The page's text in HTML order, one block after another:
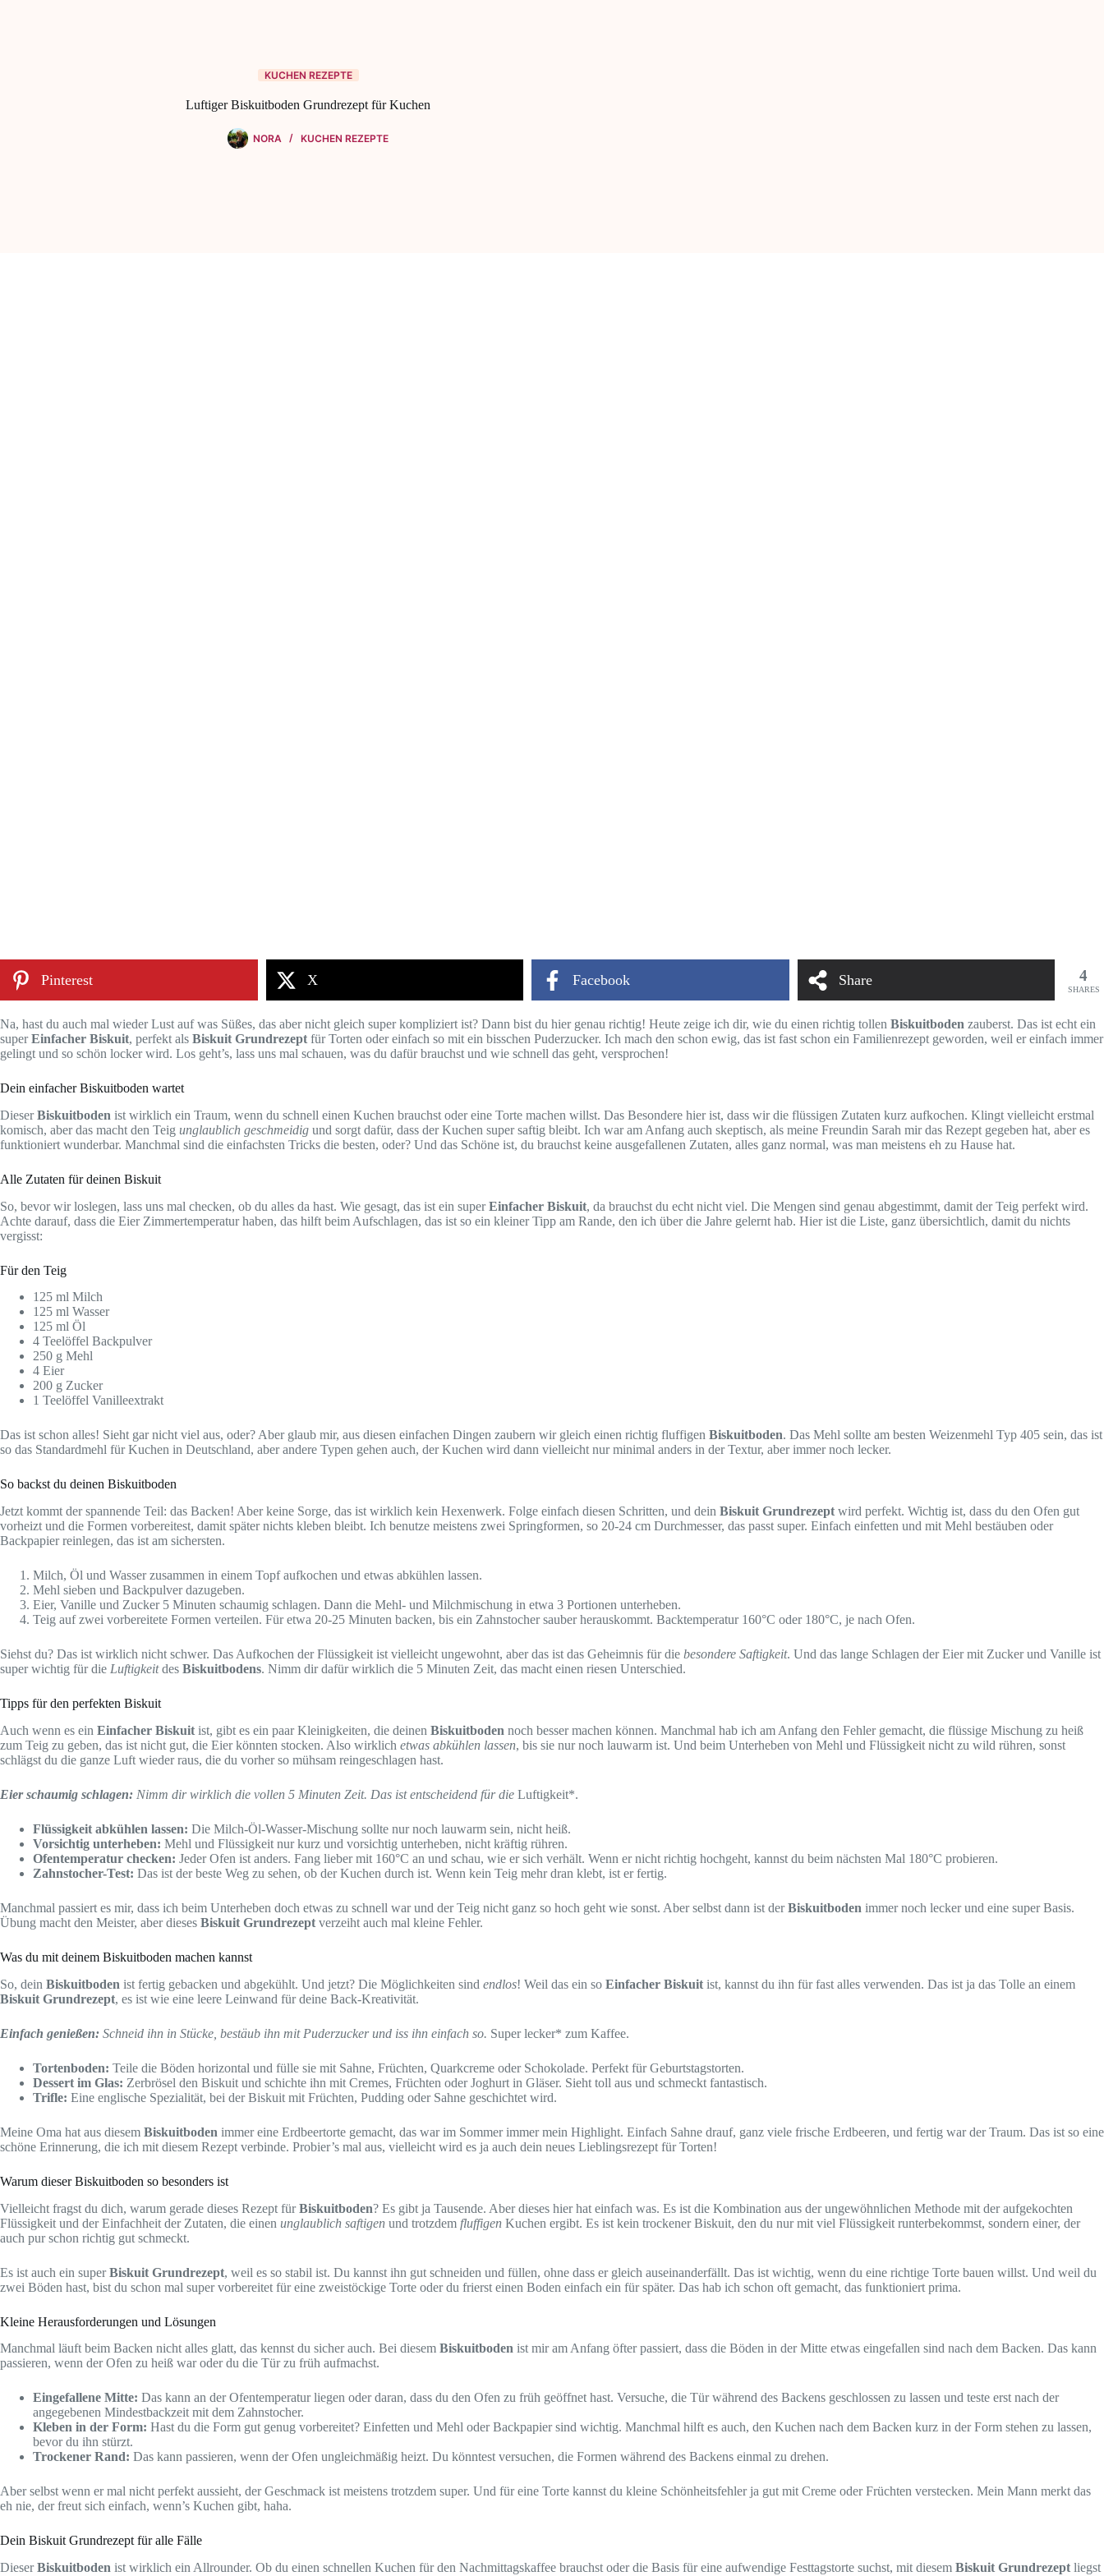
KUCHEN REZEPTE
Luftiger Biskuitboden Grundrezept für Kuchen
NORA KUCHEN REZEPTE
Pinterest X Facebook Share 4
SHARES
Na, hast du auch mal wieder Lust auf was Süßes, das aber nicht gleich super kompliziert ist? Dann bist du hier genau richtig! Heute zeige ich dir, wie du einen richtig tollen Biskuitboden zauberst. Das ist echt ein
superEinfacher Biskuit, perfekt als Biskuit Grundrezept für Torten oder einfach so mit ein bisschen Puderzucker. Ich mach den schon ewig, das ist fast schon ein Familienrezept geworden, weil er einfach immer
gelingt und so schön locker wird. Los geht’s, lass uns mal schauen, was du dafür brauchst und wie schnell das geht, versprochen!
Dein einfacher Biskuitboden wartet
DieserBiskuitboden ist wirklich ein Traum, wenn du schnell einen Kuchen brauchst oder eine Torte machen willst. Das Besondere hier ist, dass wir die flüssigen Zutaten kurz aufkochen. Klingt vielleicht erstmal
komisch, aber das macht den Teig unglaublich geschmeidig und sorgt dafür, dass der Kuchen super saftig bleibt. Ich war am Anfang auch skeptisch, als meine Freundin Sarah mir das Rezept gegeben hat, aber es
funktioniert wunderbar. Manchmal sind die einfachsten Tricks die besten, oder? Und das Schöne ist, du brauchst keine ausgefallenen Zutaten, alles ganz normal, was man meistens eh zu Hause hat.
Alle Zutaten für deinen Biskuit
So, bevor wir loslegen, lass uns mal checken, ob du alles da hast. Wie gesagt, das ist ein superEinfacher Biskuit, da brauchst du echt nicht viel. Die Mengen sind genau abgestimmt, damit der Teig perfekt wird.
Achte darauf, dass die Eier Zimmertemperatur haben, das hilft beim Aufschlagen, das ist so ein kleiner Tipp am Rande, den ich über die Jahre gelernt hab. Hier ist die Liste, ganz übersichtlich, damit du nichts
vergisst:
Für den Teig
125 ml Milch
125 ml Wasser
125 ml Öl
4 Teelöffel Backpulver
250 g Mehl
4 Eier
200 g Zucker
1 Teelöffel Vanilleextrakt
Das ist schon alles! Sieht gar nicht viel aus, oder? Aber glaub mir, aus diesen einfachen Dingen zaubern wir gleich einen richtig fluffigen Biskuitboden. Das Mehl sollte am besten Weizenmehl Typ 405 sein, das ist
so das Standardmehl für Kuchen in Deutschland, aber andere Typen gehen auch, der Kuchen wird dann vielleicht nur minimal anders in der Textur, aber immer noch lecker.
So backst du deinen Biskuitboden
Jetzt kommt der spannende Teil: das Backen! Aber keine Sorge, das ist wirklich kein Hexenwerk. Folge einfach diesen Schritten, und dein Biskuit Grundrezept wird perfekt. Wichtig ist, dass du den Ofen gut
vorheizt und die Formen vorbereitest, damit später nichts kleben bleibt. Ich benutze meistens zwei Springformen, so 20-24 cm Durchmesser, das passt super. Einfach einfetten und mit Mehl bestäuben oder
Backpapier reinlegen, das ist am sichersten.
Milch, Öl und Wasser zusammen in einem Topf aufkochen und etwas abkühlen lassen.
Mehl sieben und Backpulver dazugeben.
Eier, Vanille und Zucker 5 Minuten schaumig schlagen. Dann die Mehl- und Milchmischung in etwa 3 Portionen unterheben.
Teig auf zwei vorbereitete Formen verteilen. Für etwa 20-25 Minuten backen, bis ein Zahnstocher sauber herauskommt. Backtemperatur 160°C oder 180°C, je nach Ofen.
Siehst du? Das ist wirklich nicht schwer. Das Aufkochen der Flüssigkeit ist vielleicht ungewohnt, aber das ist das Geheimnis für die besondere Saftigkeit. Und das lange Schlagen der Eier mit Zucker und Vanille ist
super wichtig für die Luftigkeitdes Biskuitbodens. Nimm dir dafür wirklich die 5 Minuten Zeit, das macht einen riesen Unterschied.
Tipps für den perfekten Biskuit
Auch wenn es ein Einfacher Biskuit ist, gibt es ein paar Kleinigkeiten, die deinen Biskuitboden noch besser machen können. Manchmal hab ich am Anfang den Fehler gemacht, die flüssige Mischung zu heiß
zum Teig zu geben, das ist nicht gut, die Eier könnten stocken. Also wirklich etwas abkühlen lassen, bis sie nur noch lauwarm ist. Und beim Unterheben von Mehl und Flüssigkeit nicht zu wild rühren, sonst
schlägst du die ganze Luft wieder raus, die du vorher so mühsam reingeschlagen hast.
Eier schaumig schlagen: Nimm dir wirklich die vollen 5 Minuten Zeit. Das ist entscheidend für die Luftigkeit*.
Flüssigkeit abkühlen lassen: Die Milch-Öl-Wasser-Mischung sollte nur noch lauwarm sein, nicht heiß.
Vorsichtig unterheben: Mehl und Flüssigkeit nur kurz und vorsichtig unterheben, nicht kräftig rühren.
Ofentemperatur checken: Jeder Ofen ist anders. Fang lieber mit 160°C an und schau, wie er sich verhält. Wenn er nicht richtig hochgeht, kannst du beim nächsten Mal 180°C probieren.
Zahnstocher-Test: Das ist der beste Weg zu sehen, ob der Kuchen durch ist. Wenn kein Teig mehr dran klebt, ist er fertig.
Manchmal passiert es mir, dass ich beim Unterheben doch etwas zu schnell war und der Teig nicht ganz so hoch geht wie sonst. Aber selbst dann ist derBiskuitboden immer noch lecker und eine super Basis.
Übung macht den Meister, aber dieses Biskuit Grundrezept verzeiht auch mal kleine Fehler.
Was du mit deinem Biskuitboden machen kannst
So, dein Biskuitboden ist fertig gebacken und abgekühlt. Und jetzt? Die Möglichkeiten sind endlos! Weil das ein so Einfacher Biskuit ist, kannst du ihn für fast alles verwenden. Das ist ja das Tolle an einem
Biskuit Grundrezept, es ist wie eine leere Leinwand für deine Back-Kreativität.
Einfach genießen: Schneid ihn in Stücke, bestäub ihn mit Puderzucker und iss ihn einfach so. Super lecker* zum Kaffee.
Tortenboden: Teile die Böden horizontal und fülle sie mit Sahne, Früchten, Quarkcreme oder Schokolade. Perfekt für Geburtstagstorten.
Dessert im Glas: Zerbrösel den Biskuit und schichte ihn mit Cremes, Früchten oder Joghurt in Gläser. Sieht toll aus und schmeckt fantastisch.
Trifle: Eine englische Spezialität, bei der Biskuit mit Früchten, Pudding oder Sahne geschichtet wird.
Meine Oma hat aus diesem Biskuitboden immer eine Erdbeertorte gemacht, das war im Sommer immer mein Highlight. Einfach Sahne drauf, ganz viele frische Erdbeeren, und fertig war der Traum. Das ist so eine
schöne Erinnerung, die ich mit diesem Rezept verbinde. Probier’s mal aus, vielleicht wird es ja auch dein neues Lieblingsrezept für Torten!
Warum dieser Biskuitboden so besonders ist
Vielleicht fragst du dich, warum gerade dieses Rezept fürBiskuitboden? Es gibt ja Tausende. Aber dieses hier hat einfach was. Es ist die Kombination aus der ungewöhnlichen Methode mit der aufgekochten
Flüssigkeit und der Einfachheit der Zutaten, die einen unglaublich saftigen und trotzdem fluffigen Kuchen ergibt. Es ist kein trockener Biskuit, den du nur mit viel Flüssigkeit runterbekommst, sondern einer, der
auch pur schon richtig gut schmeckt.
Es ist auch ein superBiskuit Grundrezept, weil es so stabil ist. Du kannst ihn gut schneiden und füllen, ohne dass er gleich auseinanderfällt. Das ist wichtig, wenn du eine richtige Torte bauen willst. Und weil du
zwei Böden hast, bist du schon mal super vorbereitet für eine zweistöckige Torte oder du frierst einen Boden einfach ein für später. Das hab ich schon oft gemacht, das funktioniert prima.
Kleine Herausforderungen und Lösungen
Manchmal läuft beim Backen nicht alles glatt, das kennst du sicher auch. Bei diesem Biskuitboden ist mir am Anfang öfter passiert, dass die Böden in der Mitte etwas eingefallen sind nach dem Backen. Das kann
passieren, wenn der Ofen zu heiß war oder du die Tür zu früh aufmachst.
Eingefallene Mitte: Das kann an der Ofentemperatur liegen oder daran, dass du den Ofen zu früh geöffnet hast. Versuche, die Tür während des Backens geschlossen zu lassen und teste erst nach der
angegebenen Mindestbackzeit mit dem Zahnstocher.
Kleben in der Form: Hast du die Form gut genug vorbereitet? Einfetten und Mehl oder Backpapier sind wichtig. Manchmal hilft es auch, den Kuchen nach dem Backen kurz in der Form stehen zu lassen,
bevor du ihn stürzt.
Trockener Rand: Das kann passieren, wenn der Ofen ungleichmäßig heizt. Du könntest versuchen, die Formen während des Backens einmal zu drehen.
Aber selbst wenn er mal nicht perfekt aussieht, der Geschmack ist meistens trotzdem super. Und für eine Torte kannst du kleine Schönheitsfehler ja gut mit Creme oder Früchten verstecken. Mein Mann merkt das
eh nie, der freut sich einfach, wenn’s Kuchen gibt, haha.
Dein Biskuit Grundrezept für alle Fälle
DieserBiskuitboden ist wirklich ein Allrounder. Ob du einen schnellen Kuchen für den Nachmittagskaffee brauchst oder die Basis für eine aufwendige Festtagstorte suchst, mit diesem Biskuit Grundrezept liegst